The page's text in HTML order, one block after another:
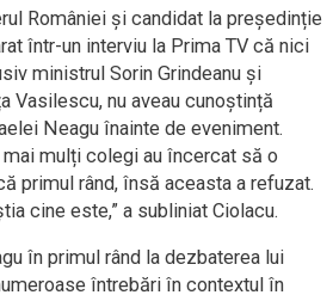
României și candidat la președinție
într-un interviu la Prima TV că nici
ministrul Sorin Grindeanu și
Vasilescu, nu aveau cunoștință
Neagu înainte de eveniment.
mulți colegi au încercat să o
primul rând, însă aceasta a refuzat.
cine este,” a subliniat Ciolacu.
în primul rând la dezbaterea lui
întrebări în contextul în